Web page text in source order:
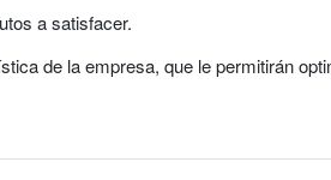
a satisfacer.
de la empresa, que le permitirán